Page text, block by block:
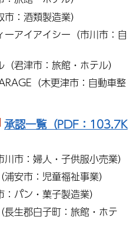
：酒類製造業）
アイアイシー（市川市：自
君津市：旅館・ホテル）
（木更津市：自動車整
承認一覧（PDF：103.7K
市：婦人・子供服小売業）
安市：児童福祉事業）
パン・菓子製造業）
生郡白子町：旅館・ホテ